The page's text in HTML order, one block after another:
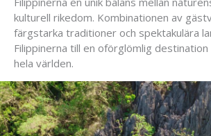
kulturell rikedom. Kombinationen av
färgstarka traditioner och spektakulära
Filippinerna till en oförglömlig
hela världen.